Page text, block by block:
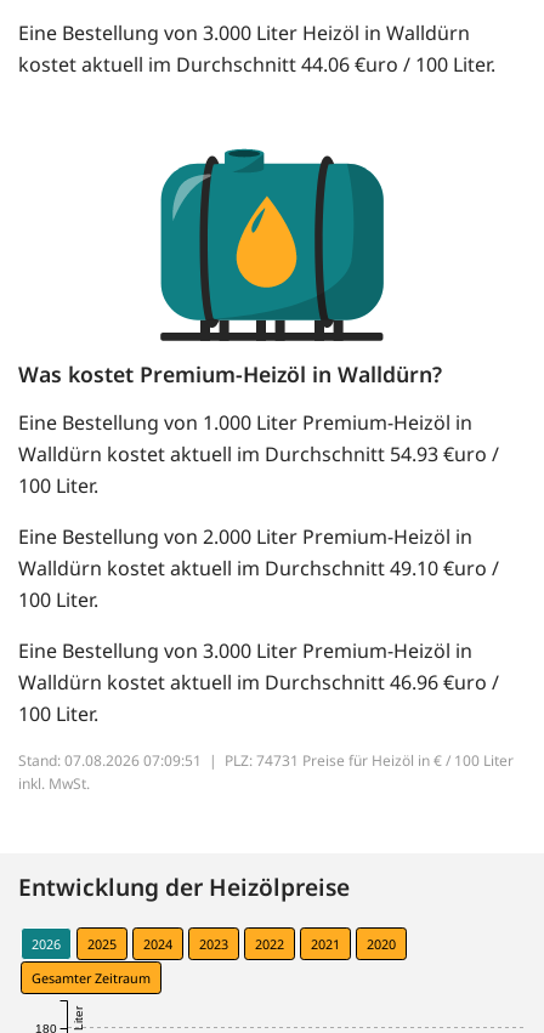
Eine Bestellung von 3.000 Liter Heizöl in Walldürn
kostet aktuell im Durchschnitt 44.06 €uro / 100 Liter.
Was kostet Premium-Heizöl in Walldürn?
Eine Bestellung von 1.000 Liter Premium-Heizöl in
Walldürn kostet aktuell im Durchschnitt 54.93 €uro /
100 Liter.
Eine Bestellung von 2.000 Liter Premium-Heizöl in
Walldürn kostet aktuell im Durchschnitt 49.10 €uro /
100 Liter.
Eine Bestellung von 3.000 Liter Premium-Heizöl in
Walldürn kostet aktuell im Durchschnitt 46.96 €uro /
100 Liter.
Stand: 07.08.2026 07:09:51 | PLZ: 74731 Preise für Heizöl in € / 100 Liter
inkl. MwSt.
Entwicklung der Heizölpreise
2026 2025 2024 2023 2022 2021
2020
Gesamter Zeitraum
180